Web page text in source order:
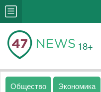
18+
Общество Экономика